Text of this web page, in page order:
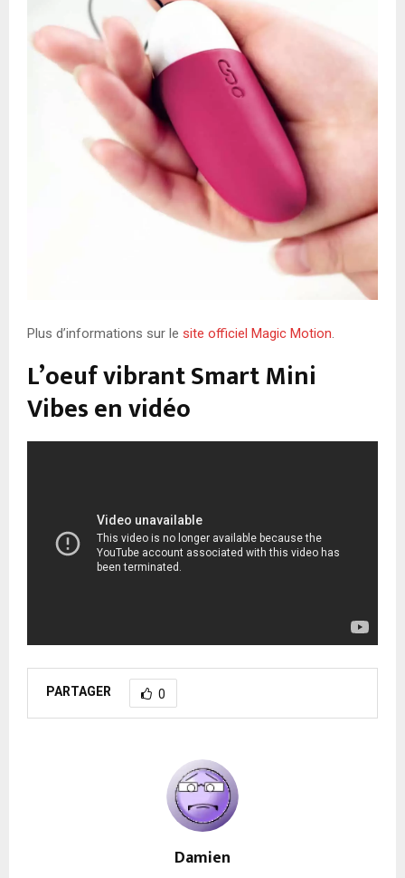
Plus d’informations sur le site officiel Magic Motion.
L’oeuf vibrant Smart Mini
Vibes en vidéo
PARTAGER 0
Damien